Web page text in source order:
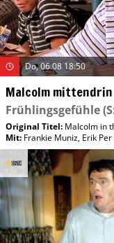
Do, 06.08 18:50
Malcolm mittendrin
Frühlingsgefühle
Original Titel: Malcolm in
Mit: Frankie Muniz, Erik